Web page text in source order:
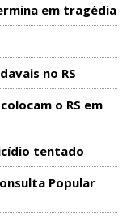
em tragédia
no RS
o RS em
tentado
Popular